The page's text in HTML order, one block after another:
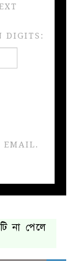
DIGITS:
EMAIL.
না পেলে